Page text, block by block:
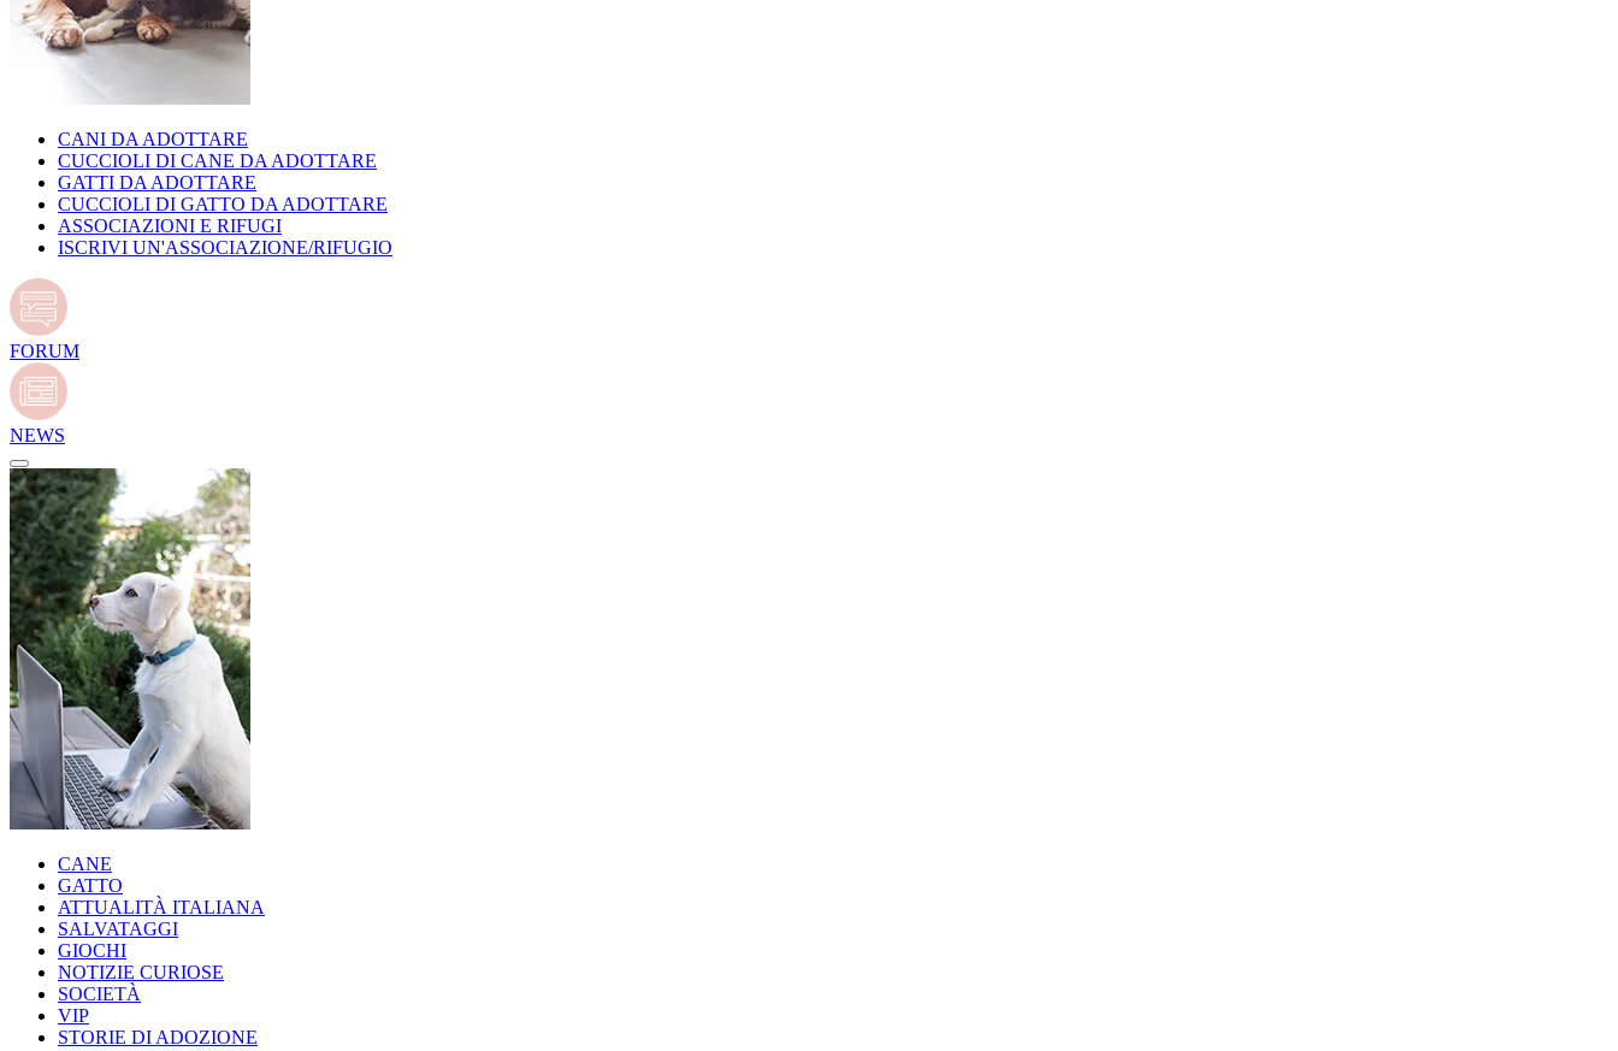
CANI DA ADOTTARE
CUCCIOLI DI CANE DA ADOTTARE
GATTI DA ADOTTARE
CUCCIOLI DI GATTO DA ADOTTARE
ASSOCIAZIONI E RIFUGI
ISCRIVI UN'ASSOCIAZIONE/RIFUGIO
FORUM
NEWS
CANE
GATTO
ATTUALITÀ ITALIANA
SALVATAGGI
GIOCHI
NOTIZIE CURIOSE
SOCIETÀ
VIP
STORIE DI ADOZIONE